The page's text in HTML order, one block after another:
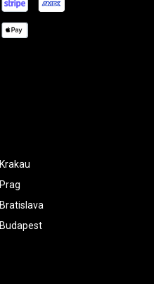
Krakau
Prag
Bratislava
Budapest